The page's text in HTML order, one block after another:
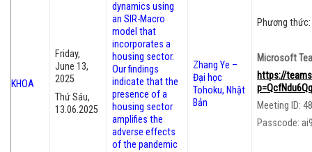
KHOA
Friday,
June 13,
2025
Thứ Sáu,
13.06.2025
dynamics using
an SIR-Macro
model that
incorporates a
housing sector.
Our findings
indicate that the
presence of a
housing sector
amplifies the
adverse effects
of the pandemic
Zhang Ye –
Đại học
Tohoku, Nhật
Bản
Phương
Microsoft
https://
Meeting ID:
Passcode: